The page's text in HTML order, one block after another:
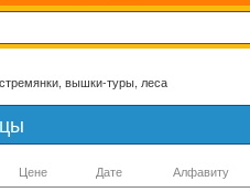
вышки-туры, леса
Цене Дате Алфавиту